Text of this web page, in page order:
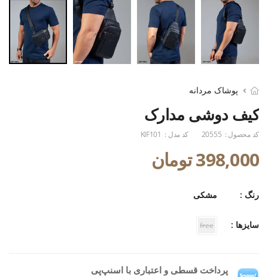
پوشاک مردانه
کیف دوشی مدارک
کد محصول : 20555 کد مدل : KIF101
398,000 تومان
رنگ : مشکی
سایزها : free
پرداخت قسطی و اعتباری با اسنپ‌پی